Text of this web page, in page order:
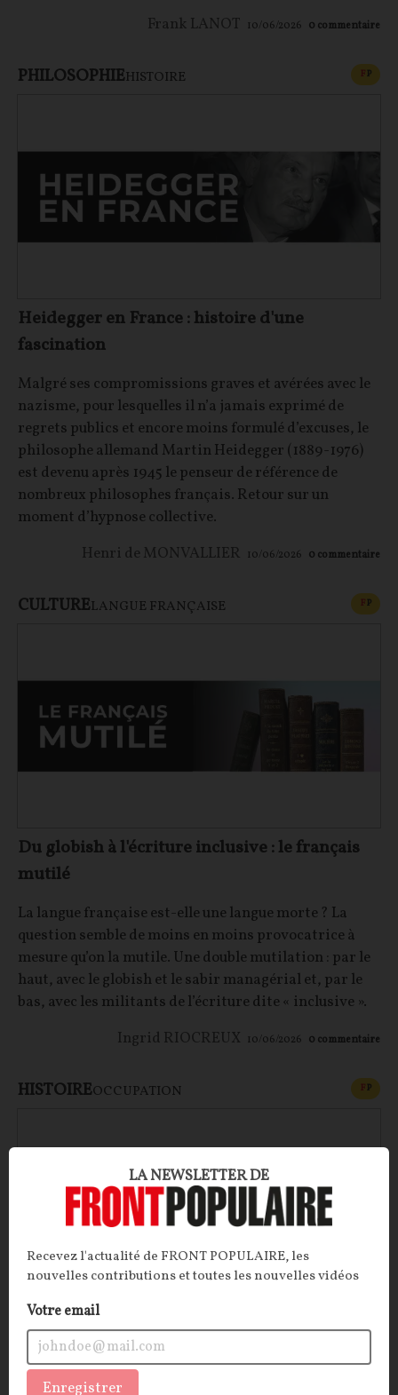
Frank LANOT 10/06/2026 0 commentaire
PHILOSOPHIEHISTOIRE FP
Heidegger en France : histoire d'une
fascination
Malgré ses compromissions graves et avérées avec le
nazisme, pour lesquelles il n’a jamais exprimé de
regrets publics et encore moins formulé d’excuses, le
philosophe allemand Martin Heidegger (1889-1976)
est devenu après 1945 le penseur de référence de
nombreux philosophes français. Retour sur un
moment d’hypnose collective.
Henri de MONVALLIER 10/06/2026 0 commentaire
CULTURELANGUE FRANÇAISE FP
Du globish à l'écriture inclusive : le français
mutilé
La langue française est-elle une langue morte ? La
question semble de moins en moins provocatrice à
mesure qu’on la mutile. Une double mutilation : par le
haut, avec le globish et le sabir managérial et, par le
bas, avec les militants de l’écriture dite « inclusive ».
Ingrid RIOCREUX 10/06/2026 0 commentaire
HISTOIREOCCUPATION FP
Les affinités inavouables : Mitterrand et Ernst
Jünger
LA NEWSLETTER DE
Recevez l'actualité de FRONT POPULAIRE, les
nouvelles contributions et toutes les nouvelles vidéos
Votre email
Enregistrer